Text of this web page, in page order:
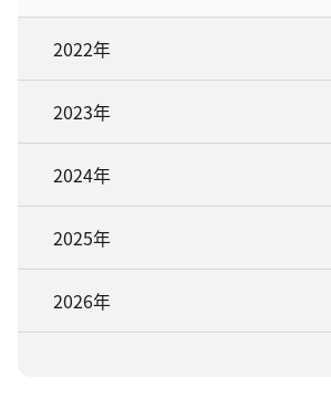
2022年
2023年
2024年
2025年
2026年